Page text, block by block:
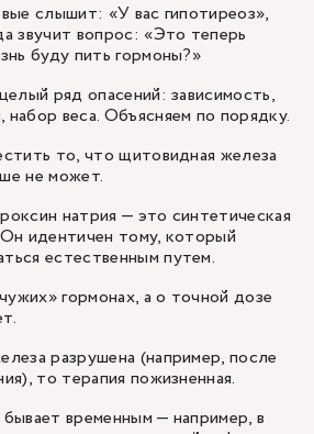
слышит: «У вас гипотиреоз»,
звучит вопрос: «Это теперь
буду пить гормоны?»
ряд опасений: зависимость,
веса. Объясняем по порядку.
то, что щитовидная железа
не может.
натрия — это синтетическая
идентичен тому, который
естественным путем.
гормонах, а о точной дозе
разрушена (например, после
то терапия пожизненная.
временным — например, в